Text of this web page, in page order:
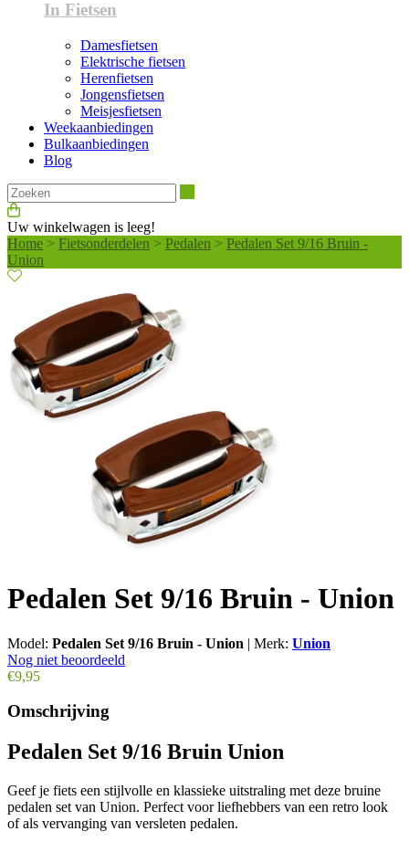
In Fietsen
Damesfietsen
Elektrische fietsen
Herenfietsen
Jongensfietsen
Meisjesfietsen
Weekaanbiedingen
Bulkaanbiedingen
Blog
Uw winkelwagen is leeg!
Home > Fietsonderdelen > Pedalen > Pedalen Set 9/16 Bruin -
Union
Pedalen Set 9/16 Bruin - Union
Model: Pedalen Set 9/16 Bruin - Union | Merk: Union
Nog niet beoordeeld
€9,95
Omschrijving
Pedalen Set 9/16 Bruin Union
Geef je fiets een stijlvolle en klassieke uitstraling met deze bruine
pedalen set van Union. Perfect voor liefhebbers van een retro look
of als vervanging van versleten pedalen.